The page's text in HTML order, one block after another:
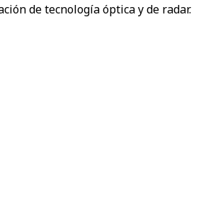
de tecnología óptica y de radar.